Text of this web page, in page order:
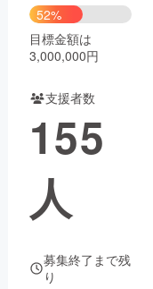
Creation
コミュニティ
52%
目標金額は
3,000,000円
支援者数
155
人
募集終了まで残
り